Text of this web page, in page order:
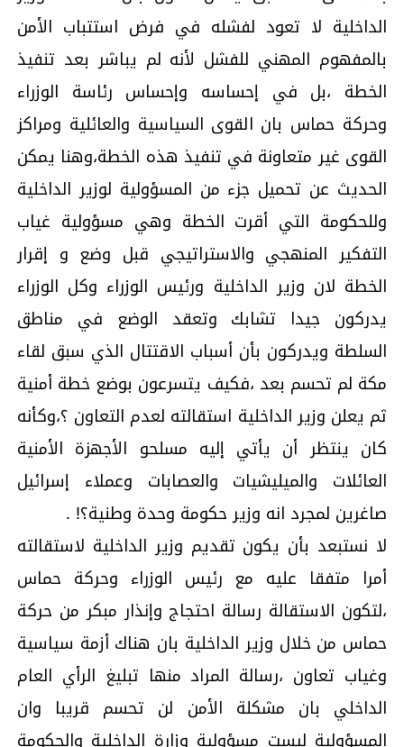
الداخلية لا تعود لفشله في فرض استتباب الأمن
بالمفهوم المهني للفشل لأنه لم يباشر بعد تنفيذ
الخطة ،بل في إحساسه وإحساس رئاسة الوزراء
وحركة حماس بان القوى السياسية والعائلية ومراكز
القوى غير متعاونة في تنفيذ هذه الخطة،وهنا يمكن
الحديث عن تحميل جزء من المسؤولية لوزير الداخلية
وللحكومة التي أقرت الخطة وهي مسؤولية غياب
التفكير المنهجي والاستراتيجي قبل وضع و إقرار
الخطة لان وزير الداخلية ورئيس الوزراء وكل الوزراء
يدركون جيدا تشابك وتعقد الوضع في مناطق
السلطة ويدركون بأن أسباب الاقتتال الذي سبق لقاء
مكة لم تحسم بعد ،فكيف يتسرعون بوضع خطة أمنية
ثم يعلن وزير الداخلية استقالته لعدم التعاون ؟،وكأنه
كان ينتظر أن يأتي إليه مسلحو الأجهزة الأمنية
العائلات والميليشيات والعصابات وعملاء إسرائيل
صاغرين لمجرد انه وزير حكومة وحدة وطنية؟! .
لا نستبعد بأن يكون تقديم وزير الداخلية لاستقالته
أمرا متفقا عليه مع رئيس الوزراء وحركة حماس
،لتكون الاستقالة رسالة احتجاج وإنذار مبكر من حركة
حماس من خلال وزير الداخلية بان هناك أزمة سياسية
وغياب تعاون ،رسالة المراد منها تبليغ الرأي العام
الداخلي بان مشكلة الأمن لن تحسم قريبا وان
المسؤولية ليست مسؤولية وزارة الداخلية والحكومة